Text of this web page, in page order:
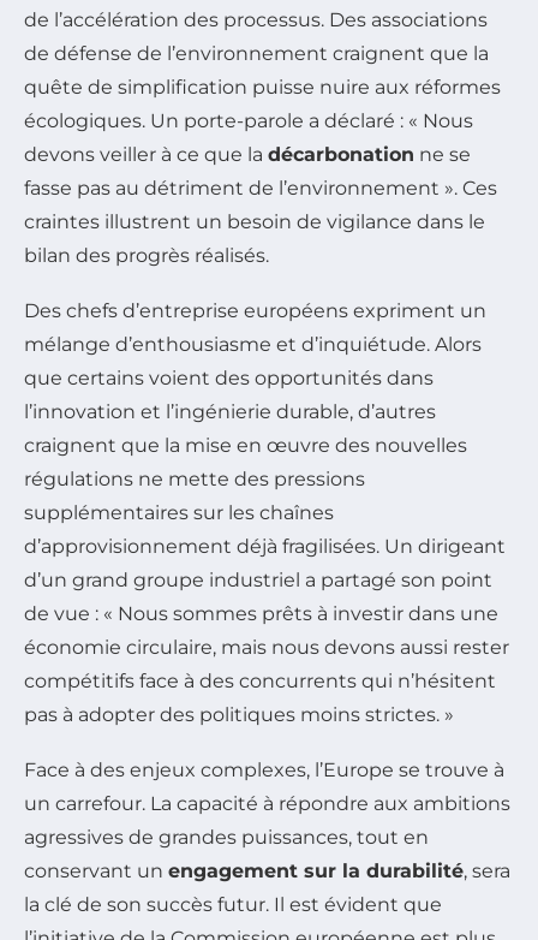
de l’accélération des processus. Des associations
de défense de l’environnement craignent que la
quête de simplification puisse nuire aux réformes
écologiques. Un porte-parole a déclaré : « Nous
devons veiller à ce que la décarbonation ne se
fasse pas au détriment de l’environnement ». Ces
craintes illustrent un besoin de vigilance dans le
bilan des progrès réalisés.
Des chefs d’entreprise européens expriment un
mélange d’enthousiasme et d’inquiétude. Alors
que certains voient des opportunités dans
l’innovation et l’ingénierie durable, d’autres
craignent que la mise en œuvre des nouvelles
régulations ne mette des pressions
supplémentaires sur les chaînes
d’approvisionnement déjà fragilisées. Un dirigeant
d’un grand groupe industriel a partagé son point
de vue : « Nous sommes prêts à investir dans une
économie circulaire, mais nous devons aussi rester
compétitifs face à des concurrents qui n’hésitent
pas à adopter des politiques moins strictes. »
Face à des enjeux complexes, l’Europe se trouve à
un carrefour. La capacité à répondre aux ambitions
agressives de grandes puissances, tout en
conservant un engagement sur la durabilité, sera
la clé de son succès futur. Il est évident que